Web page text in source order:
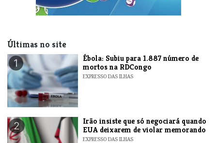
Últimas no site
1
​Ébola: Subiu para 1.887 número de
mortos na RDCongo
EXPRESSO DAS ILHAS
2
​Irão insiste que só negociará quando
EUA deixarem de violar memorando
EXPRESSO DAS ILHAS